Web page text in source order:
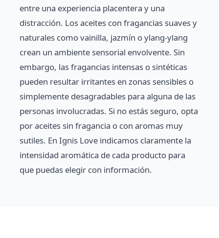
entre una experiencia placentera y una
distracción. Los aceites con fragancias suaves y
naturales como vainilla, jazmín o ylang-ylang
crean un ambiente sensorial envolvente. Sin
embargo, las fragancias intensas o sintéticas
pueden resultar irritantes en zonas sensibles o
simplemente desagradables para alguna de las
personas involucradas. Si no estás seguro, opta
por aceites sin fragancia o con aromas muy
sutiles. En Ignis Love indicamos claramente la
intensidad aromática de cada producto para
que puedas elegir con información.